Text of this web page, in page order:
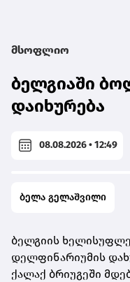
მსოფლიო
ბელგიაში
დაიხურება
08.08.2026 • 12:49
ბელა გელაშვილი
ბელგიის
დელფინარიუმის
ქალაქ ბრიუგეში